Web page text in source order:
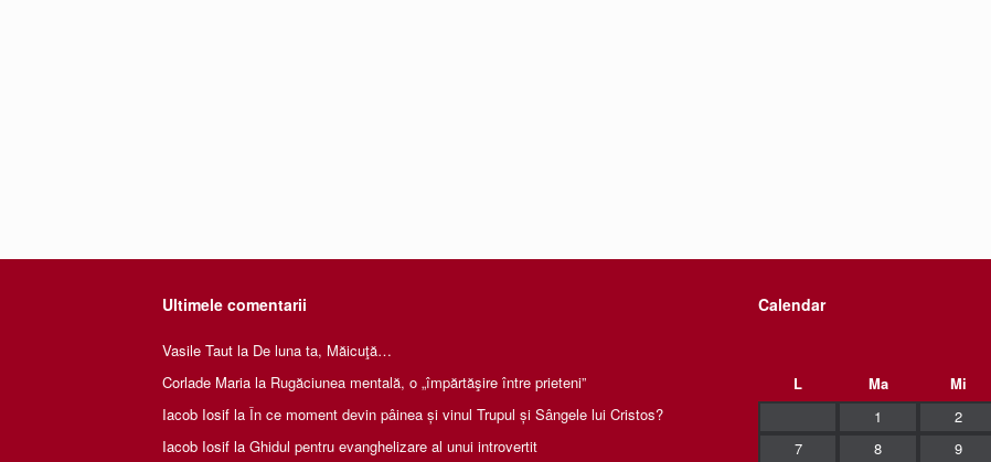
Ultimele comentarii
Vasile Taut la De luna ta, Măicuţă…
Corlade Maria la Rugăciunea mentală, o „împărtăşire între prieteni”
Iacob Iosif la În ce moment devin pâinea și vinul Trupul și Sângele lui Cristos?
Iacob Iosif la Ghidul pentru evanghelizare al unui introvertit
Calendar
L
Ma Mi
1
2
7
8 9